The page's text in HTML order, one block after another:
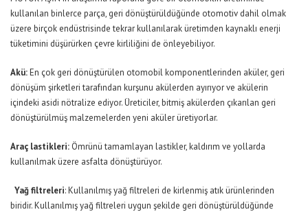
kullanılan binlerce parça, geri dönüştürüldüğünde otomotiv dahil olmak
üzere birçok endüstrisinde tekrar kullanılarak üretimden kaynaklı enerji
tüketimini düşürürken çevre kirliliğini de önleyebiliyor.
Akü:En çok geri dönüştürülen otomobil komponentlerinden aküler, geri
dönüşüm şirketleri tarafından kurşunu akülerden ayırıyor ve akülerin
içindeki asidi nötralize ediyor. Üreticiler, bitmiş akülerden çıkarılan geri
dönüştürülmüş malzemelerden yeni aküler üretiyorlar.
Araç lastikleri: Ömrünü tamamlayan lastikler, kaldırım ve yollarda
kullanılmak üzere asfalta dönüştürüyor.
Yağ filtreleri: Kullanılmış yağ filtreleri de kirlenmiş atık ürünlerinden
biridir. Kullanılmış yağ filtreleri uygun şekilde geri dönüştürüldüğünde